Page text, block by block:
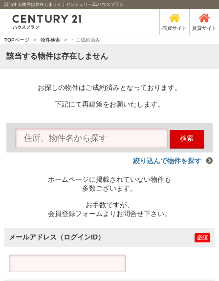
該当する物件は存在しません｜センチュリー21ハウスプラン
売買サイト 賃貸サイト
TOPページ > 物件検索 > - ご成約済み
該当する物件は存在しません
お探しの物件はご成約済みとなっております。
下記にて再建策をお願いたします。
検索
絞り込んで物件を探す
ホームページに掲載されていない物件も
多数ございます。
お手数ですが、
会員登録フォームよりお問合せ下さい。
メールアドレス（ログインID） 必須